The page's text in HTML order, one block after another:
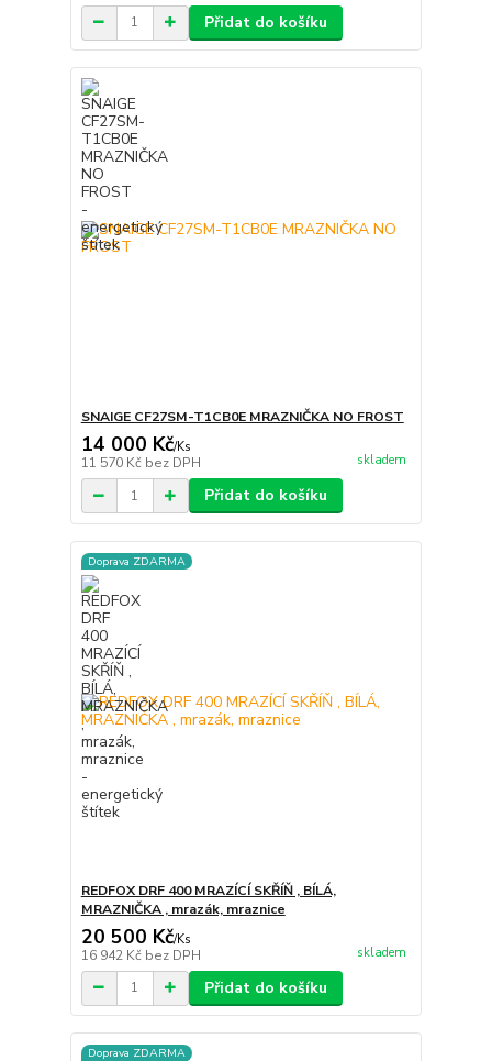
Přidat do košíku
SNAIGE CF27SM-T1CB0E MRAZNIČKA NO FROST
14 000 Kč/Ks
11 570 Kč bez DPH skladem
Přidat do košíku
Doprava ZDARMA
REDFOX DRF 400 MRAZÍCÍ SKŘÍŇ , BÍLÁ,
MRAZNIČKA , mrazák, mraznice
20 500 Kč/Ks
16 942 Kč bez DPH skladem
Přidat do košíku
Doprava ZDARMA